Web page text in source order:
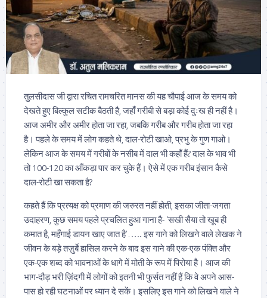
तुलसीदास जी द्वारा रचित रामचरित मानस की यह चौपाई आज के समय को
देखते हुए बिल्कुल सटीक बैठती है, जहाँ गरीबी से बड़ा कोई दुःख ही नहीं है।
आज अमीर और अमीर होता जा रहा, जबकि गरीब और गरीब होता जा रहा
है। पहले के समय में लोग कहते थे, दाल-रोटी खाओ, प्रभु के गुण गाओ।
लेकिन आज के समय में गरीबों के नसीब में दाल भी कहाँ हैं? दाल के भाव भी
तो 100-120 का आँकड़ा पार कर चुके हैं। ऐसे में एक गरीब इंसान कैसे
दाल-रोटी खा सकता है?
कहते हैं कि प्रत्यक्ष को प्रमाण की जरुरत नहीं होती, इसका जीता-जगता
उदाहरण, कुछ समय पहले प्रचलित हुआ गाना है- ‘सखी सैया तो खूब ही
कमात है, महँगाई डायन खाए जात है’….. इस गाने को लिखने वाले लेखक ने
जीवन के बड़े तज़ुर्बे हासिल करने के बाद इस गाने की एक-एक पंक्ति और
एक-एक शब्द को भावनाओं के धागे में मोती के रूप में पिरोया है। आज की
भाग-दौड़ भरी ज़िंदगी में लोगों को इतनी भी फुर्सत नहीं हैं कि वे अपने आस-
पास हो रही घटनाओं पर ध्यान दे सकें। इसलिए इस गाने को लिखने वाले ने